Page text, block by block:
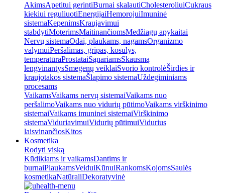
AkimsApetitui gerintiBurnai skalautiCholesteroliuiCukraus
kiekiui reguliuotiEnergijaiHemorojuiImuninė
sistemaKepenimsKraujavimui
stabdytiMoterimsMaitinančiomsMedžiagų apykaitai
Nervų sistemaOdai, plaukams, nagamsOrganizmo
valymuiPeršalimas, gripas, kosulys,
temperatūraProstataiSąnariamsSkausmą
lengvinantysSmegenų veiklaiSvorio kontrolėŠirdies ir
kraujotakos sistemaŠlapimo sistemaUždegiminiams
procesams
VaikamsVaikams nervų sistemaiVaikams nuo
peršalimoVaikams nuo vidurių pūtimoVaikams virškinimo
sistemaiVaikams imuninei sistemaiVirškinimo
sistemaViduriavimuiVidurių pūtimuiVidurius
laisvinančiosKitos
Kosmetika
Rodyti viską
Kūdikiams ir vaikamsDantims ir
burnaiPlaukamsVeiduiKūnuiRankomsKojomsSaulės
kosmetikaNatūraliDekoratyvinė